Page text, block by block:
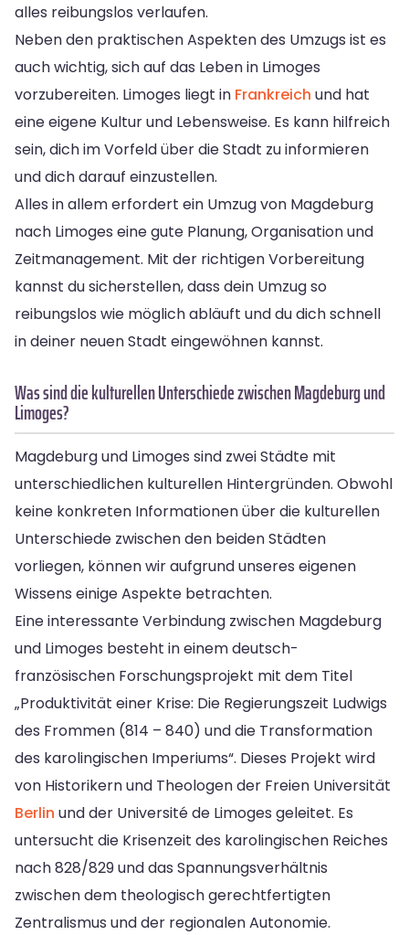
alles reibungslos verlaufen.
Neben den praktischen Aspekten des Umzugs ist es
auch wichtig, sich auf das Leben in Limoges
vorzubereiten. Limoges liegt in Frankreich und hat
eine eigene Kultur und Lebensweise. Es kann hilfreich
sein, dich im Vorfeld über die Stadt zu informieren
und dich darauf einzustellen.
Alles in allem erfordert ein Umzug von Magdeburg
nach Limoges eine gute Planung, Organisation und
Zeitmanagement. Mit der richtigen Vorbereitung
kannst du sicherstellen, dass dein Umzug so
reibungslos wie möglich abläuft und du dich schnell
in deiner neuen Stadt eingewöhnen kannst.
Was sind die kulturellen Unterschiede zwischen Magdeburg und
Limoges?
Magdeburg und Limoges sind zwei Städte mit
unterschiedlichen kulturellen Hintergründen. Obwohl
keine konkreten Informationen über die kulturellen
Unterschiede zwischen den beiden Städten
vorliegen, können wir aufgrund unseres eigenen
Wissens einige Aspekte betrachten.
Eine interessante Verbindung zwischen Magdeburg
und Limoges besteht in einem deutsch-
französischen Forschungsprojekt mit dem Titel
„Produktivität einer Krise: Die Regierungszeit Ludwigs
des Frommen (814 – 840) und die Transformation
des karolingischen Imperiums“. Dieses Projekt wird
von Historikern und Theologen der Freien Universität
Berlin und der Université de Limoges geleitet. Es
untersucht die Krisenzeit des karolingischen Reiches
nach 828/829 und das Spannungsverhältnis
zwischen dem theologisch gerechtfertigten
Zentralismus und der regionalen Autonomie.